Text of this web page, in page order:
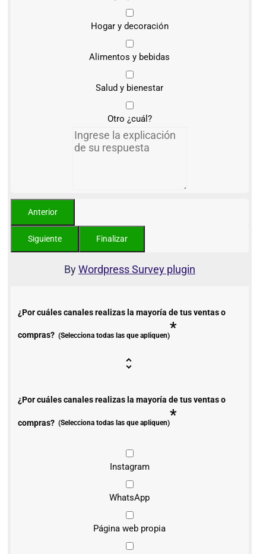
Hogar y decoración
Alimentos y bebidas
Salud y bienestar
Otro ¿cuál?
ByWordpress Survey plugin
¿Por cuáles canales realizas la mayoría de tus ventas o
compras? (Selecciona todas las que apliquen)*
¿Por cuáles canales realizas la mayoría de tus ventas o
compras? (Selecciona todas las que apliquen)*
Instagram
WhatsApp
Página web propia